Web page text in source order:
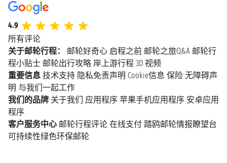
4.9
所有评论
关于邮轮行程：
邮轮好奇心 启程之前 邮轮之旅Q&A 邮轮行
程小贴士 邮轮出行攻略 岸上游行程 3D 视频
重要信息 技术支持 隐私免责声明 Cookie信息 保险 无障碍声
明 与我们一起工作
我们的品牌 关于我们 应用程序 苹果手机应用程序 安卓应用
程序
客户服务中心 邮轮行程评论 在线支付 踏鸥邮轮情报瞭望台
可持续性绿色环保邮轮